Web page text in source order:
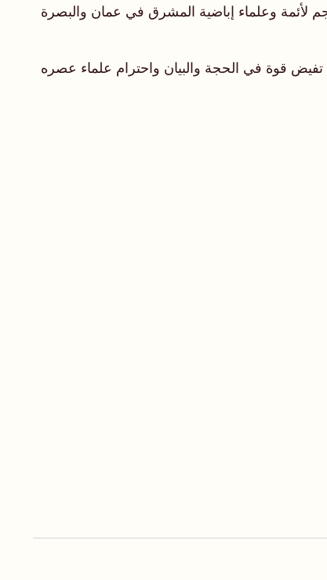
لأئمة وعلماء إباضية المشرق في عمان والبصرة
تفيض قوة في الحجة والبيان واحترام علماء عصره